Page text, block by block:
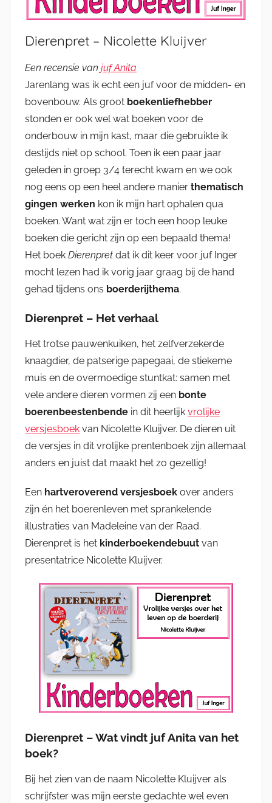
Dierenpret – Nicolette Kluijver
Een recensie van juf Anita
Jarenlang was ik echt een juf voor de midden- en
bovenbouw. Als groot boekenliefhebber
stonden er ook wel wat boeken voor de
onderbouw in mijn kast, maar die gebruikte ik
destijds niet op school. Toen ik een paar jaar
geleden in groep 3/4 terecht kwam en we ook
nog eens op een heel andere manier thematisch
gingen werken kon ik mijn hart ophalen qua
boeken. Want wat zijn er toch een hoop leuke
boeken die gericht zijn op een bepaald thema!
Het boek Dierenpret dat ik dit keer voor juf Inger
mocht lezen had ik vorig jaar graag bij de hand
gehad tijdens ons boerderijthema.
Dierenpret – Het verhaal
Het trotse pauwenkuiken, het zelfverzekerde
knaagdier, de patserige papegaai, de stiekeme
muis en de overmoedige stuntkat: samen met
vele andere dieren vormen zij een bonte
boerenbeestenbende in dit heerlijk vrolijke
versjesboek van Nicolette Kluijver. De dieren uit
de versjes in dit vrolijke prentenboek zijn allemaal
anders en juist dat maakt het zo gezellig!
Een hartveroverend versjesboek over anders
zijn én het boerenleven met sprankelende
illustraties van Madeleine van der Raad.
Dierenpret is het kinderboekendebuut van
presentatrice Nicolette Kluijver.
Dierenpret – Wat vindt juf Anita van het
boek?
Bij het zien van de naam Nicolette Kluijver als
schrijfster was mijn eerste gedachte wel even